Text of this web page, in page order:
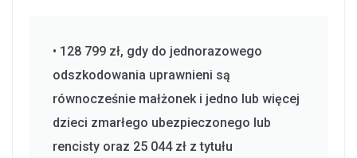
• 128 799 zł, gdy do jednorazowego
odszkodowania uprawnieni są
równocześnie małżonek i jedno lub więcej
dzieci zmarłego ubezpieczonego lub
rencisty oraz 25 044 zł z tytułu